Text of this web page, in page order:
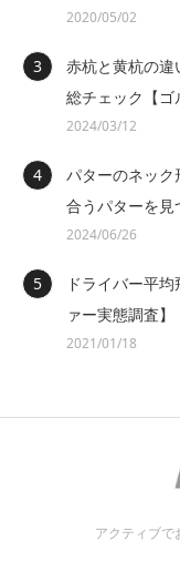
2020/05/02
赤杭と黄杭の
総チェック【ゴ
2024/03/12
パターのネック
合うパターを見
2024/06/26
ドライバー平
ァー実態調査】
2021/01/18
アクティブで